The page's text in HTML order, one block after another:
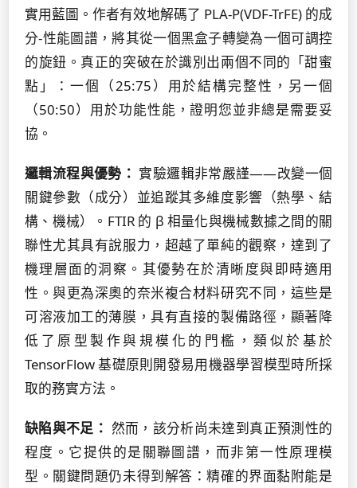
實用藍圖。作者有效地解碼了 PLA-P(VDF-TrFE) 的成
分-性能圖譜，將其從一個黑盒子轉變為一個可調控
的旋鈕。真正的突破在於識別出兩個不同的「甜蜜
點」：一個（25:75）用於結構完整性，另一個
（50:50）用於功能性能，證明您並非總是需要妥
協。
邏輯流程與優勢： 實驗邏輯非常嚴謹——改變一個
關鍵參數（成分）並追蹤其多維度影響（熱學、結
構、機械）。FTIR 的 β 相量化與機械數據之間的關
聯性尤其具有說服力，超越了單純的觀察，達到了
機理層面的洞察。其優勢在於清晰度與即時適用
性。與更為深奧的奈米複合材料研究不同，這些是
可溶液加工的薄膜，具有直接的製備路徑，顯著降
低了原型製作與規模化的門檻，類似於基於
TensorFlow 基礎原則開發易用機器學習模型時所採
取的務實方法。
缺陷與不足： 然而，該分析尚未達到真正預測性的
程度。它提供的是關聯圖譜，而非第一性原理模
型。關鍵問題仍未得到解答：精確的界面黏附能是